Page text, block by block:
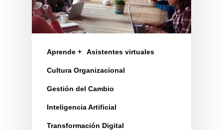
Aprende + Asistentes virtuales
Cultura Organizacional
Gestión del Cambio
Inteligencia Artificial
Transformación Digital